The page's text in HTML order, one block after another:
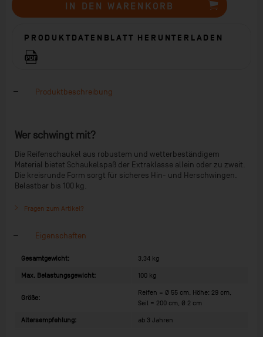
IN DEN WARENKORB
PRODUKTDATENBLATT HERUNTERLADEN
Produktbeschreibung
Wer schwingt mit?
Die Reifenschaukel aus robustem und wetterbeständigem
Material bietet Schaukelspaß der Extraklasse allein oder zu zweit.
Die kreisrunde Form sorgt für sicheres Hin- und Herschwingen.
Belastbar bis 100 kg.
Fragen zum Artikel?
Eigenschaften
Gesamtgewicht: 3,34 kg
Max. Belastungsgewicht: 100 kg
Größe:
Reifen = Ø 55 cm, Höhe: 29 cm,
Seil = 200 cm, Ø 2 cm
Altersempfehlung: ab 3 Jahren